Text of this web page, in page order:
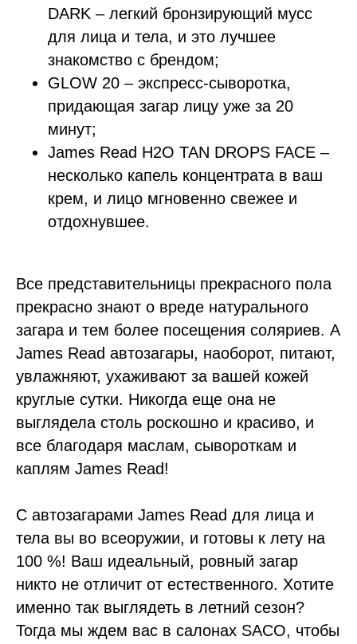
DARK – легкий бронзирующий мусс
для лица и тела, и это лучшее
знакомство с брендом;
GLOW 20 – экспресс-сыворотка,
придающая загар лицу уже за 20
минут;
James Read H2O TAN DROPS FACE –
несколько капель концентрата в ваш
крем, и лицо мгновенно свежее и
отдохнувшее.
Все представительницы прекрасного пола
прекрасно знают о вреде натурального
загара и тем более посещения соляриев. А
James Read автозагары, наоборот, питают,
увлажняют, ухаживают за вашей кожей
круглые сутки. Никогда еще она не
выглядела столь роскошно и красиво, и
все благодаря маслам, сывороткам и
каплям James Read!
С автозагарами James Read для лица и
тела вы во всеоружии, и готовы к лету на
100 %! Ваш идеальный, ровный загар
никто не отличит от естественного. Хотите
именно так выглядеть в летний сезон?
Тогда мы ждем вас в салонах SACO, чтобы